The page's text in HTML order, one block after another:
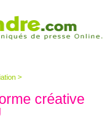
>
créative